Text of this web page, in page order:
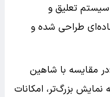
تعلیق و
طراحی شده و
مقایسه با شاهین
بزرگ‌تر، امکانات